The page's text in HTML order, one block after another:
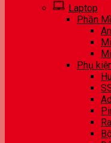
Laptop
Phần
Phụ